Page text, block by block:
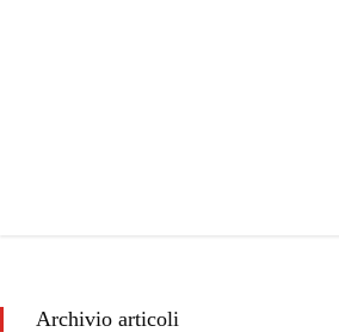
Archivio articoli